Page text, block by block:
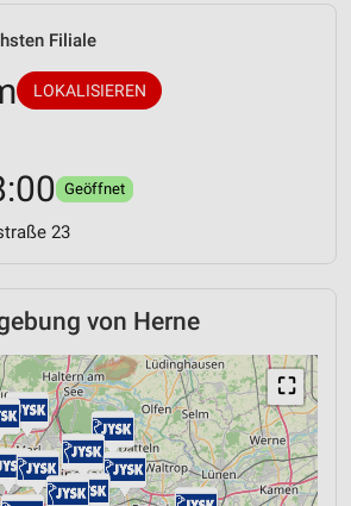
Filiale
LOKALISIEREN
Geöffnet
23
von Herne
⛶